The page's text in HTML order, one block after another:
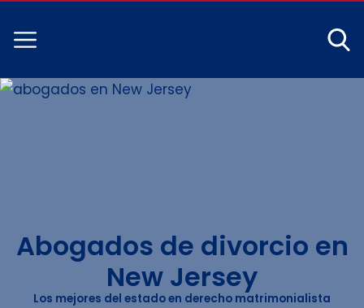
Abogados de divorcio en
New Jersey
Los mejores del estado en derecho matrimonialista